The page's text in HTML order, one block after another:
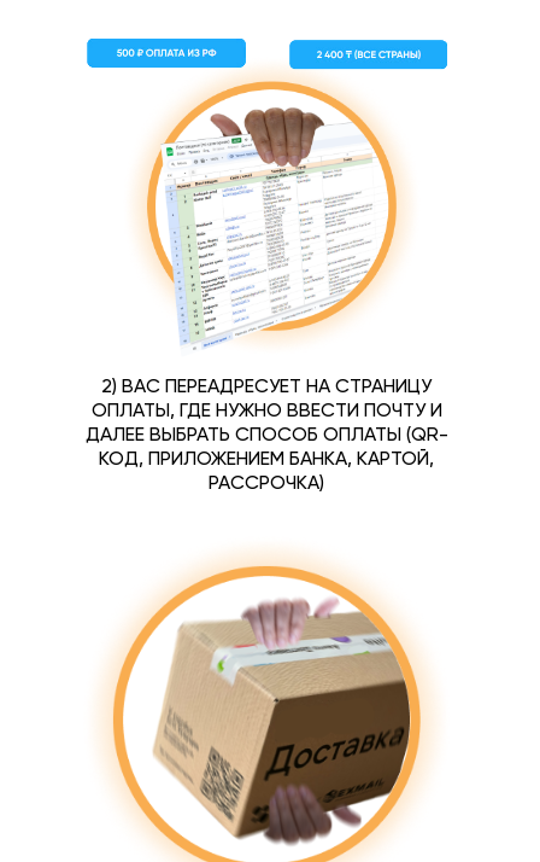
2) ВАС ПЕРЕАДРЕСУЕТ НА СТРАНИЦУ
ОПЛАТЫ, ГДЕ НУЖНО ВВЕСТИ ПОЧТУ И
ДАЛЕЕ ВЫБРАТЬ СПОСОБ ОПЛАТЫ (QR-
КОД, ПРИЛОЖЕНИЕМ БАНКА, КАРТОЙ,
РАССРОЧКА)